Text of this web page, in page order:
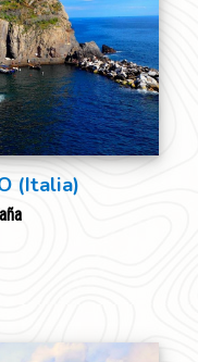
(Italia)